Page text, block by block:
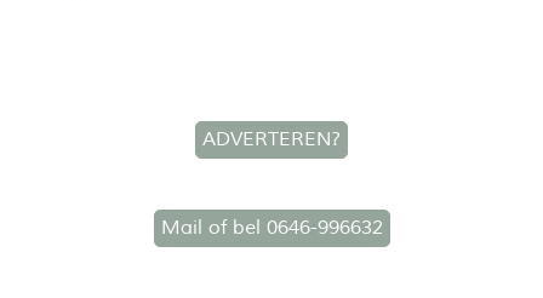
ADVERTEREN?
Mail of bel 0646-996632